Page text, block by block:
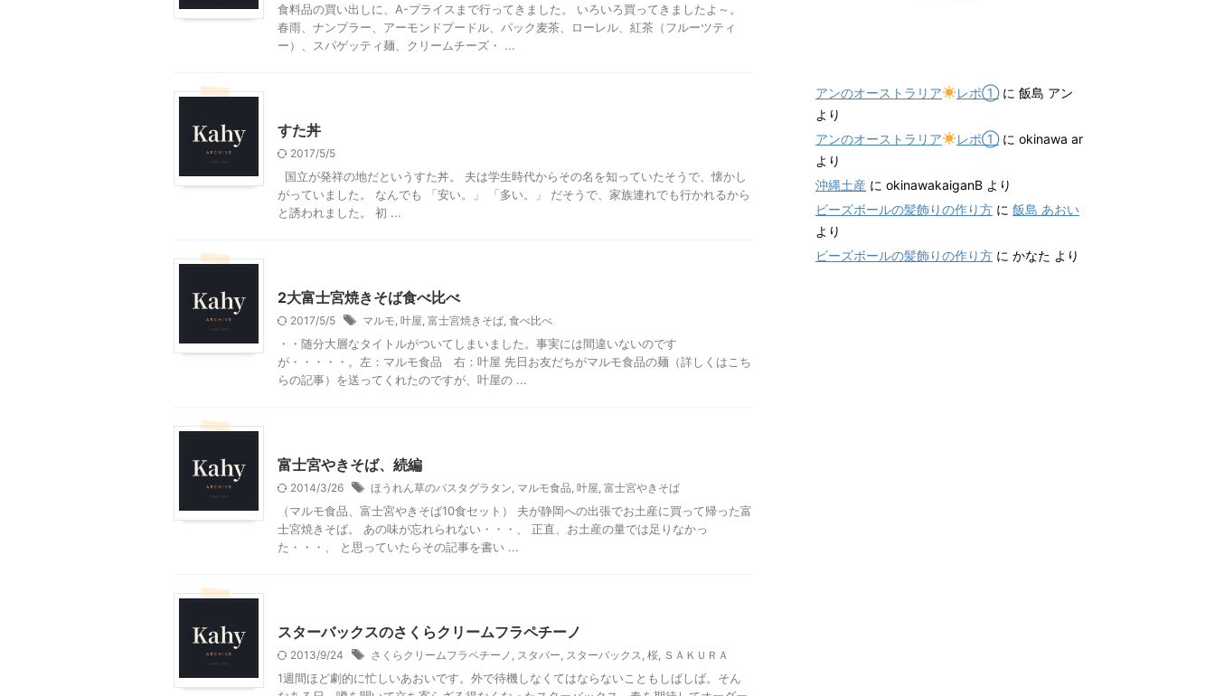
食料品の買い出しに、A-プライスまで行ってきました。 いろいろ買ってきましたよ～。
春雨、ナンプラー、アーモンドプードル、パック麦茶、ローレル、紅茶（フルーツティ
ー）、スパゲッティ麺、クリームチーズ・ ...
すた丼
2017/5/5
国立が発祥の地だというすた丼。 夫は学生時代からその名を知っていたそうで、懐かし
がっていました。 なんでも 「安い。」 「多い。」 だそうで、家族連れでも行かれるから
と誘われました。 初 ...
2大富士宮焼きそば食べ比べ
2017/5/5 マルモ 叶屋 富士宮焼きそば 食べ比べ
・・随分大層なタイトルがついてしまいました。事実には間違いないのです
が・・・・・。左：マルモ食品 右：叶屋 先日お友だちがマルモ食品の麺（詳しくはこち
らの記事）を送ってくれたのですが、叶屋の ...
富士宮やきそば、続編
2014/3/26 ほうれん草のパスタグラタン マルモ食品 叶屋 富士宮やきそば
（マルモ食品、富士宮やきそば10食セット） 夫が静岡への出張でお土産に買って帰った富
士宮焼きそば。 あの味が忘れられない・・・、 正直、お土産の量では足りなかっ
た・・・、 と思っていたらその記事を書い ...
スターバックスのさくらクリームフラペチーノ
2013/9/24 さくらクリームフラペチーノ スタバー スターバックス 桜 ＳＡＫＵＲＡ
1週間ほど劇的に忙しいあおいです。外で待機しなくてはならないこともしばしば。そん
アンのオーストラリア レポ①に 飯島 アン
より
アンのオーストラリア
レポ①に okinawa ar
より
沖縄土産 に okinawakaiganB より
ビーズボールの髪飾りの作り方 に 飯島 あおい
より
ビーズボールの髪飾りの作り方 に かなた より